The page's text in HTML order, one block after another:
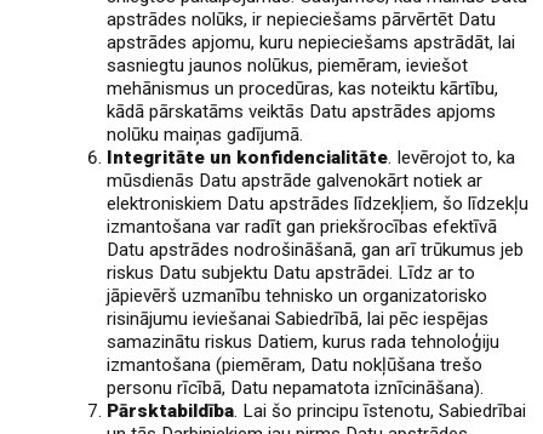
apstrādes nolūks, ir nepieciešams pārvērtēt Datu
apstrādes apjomu, kuru nepieciešams apstrādāt, lai
sasniegtu jaunos nolūkus, piemēram, ieviešot
mehānismus un procedūras, kas noteiktu kārtību,
kādā pārskatāms veiktās Datu apstrādes apjoms
nolūku maiņas gadījumā.
Integritāte un konfidencialitāte. Ievērojot to, ka
mūsdienās Datu apstrāde galvenokārt notiek ar
elektroniskiem Datu apstrādes līdzekļiem, šo līdzekļu
izmantošana var radīt gan priekšrocības efektīvā
Datu apstrādes nodrošināšanā, gan arī trūkumus jeb
riskus Datu subjektu Datu apstrādei. Līdz ar to
jāpievērš uzmanību tehnisko un organizatorisko
risinājumu ieviešanai Sabiedrībā, lai pēc iespējas
samazinātu riskus Datiem, kurus rada tehnoloģiju
izmantošana (piemēram, Datu nokļūšana trešo
personu rīcībā, Datu nepamatota iznīcināšana).
Pārsktabildība. Lai šo principu īstenotu, Sabiedrībai